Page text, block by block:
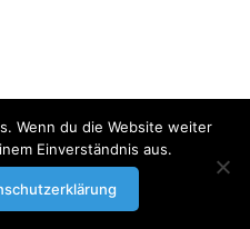
Datenschutzerklaerung
Wenn du die Website weiter
Einverständnis aus.